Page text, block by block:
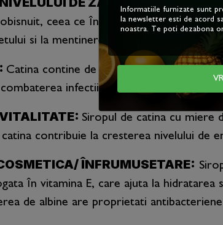
ceea ce înseamna ca poate
si la mentinerea unei stari de sanatate
Catina contine de 10 ori mai multa
infectiilor si racelilor.
Siropul de catina cu miere
contribuie la cresterea nivelului de
ÎNFRUMUSETARE:
în vitamina E, care ajuta la
de albine are proprietati
Informatiile furnizate sunt
la newsletter esti de acord
noastra. Te poti dezabona